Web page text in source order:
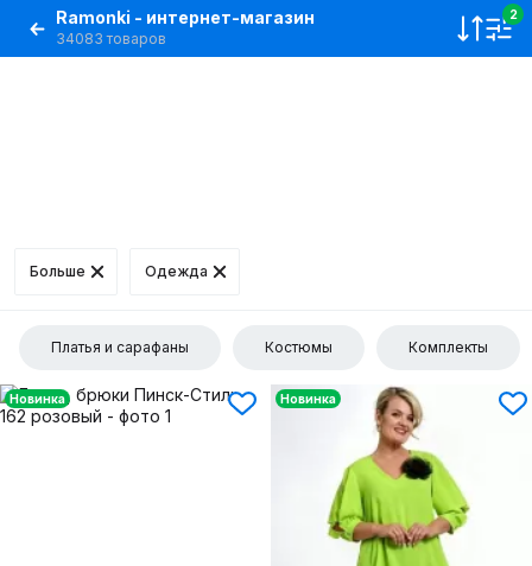
Ramonki - интернет-магазин
34083 товаров
2
Больше Одежда
Платья и сарафаны Костюмы Комплекты
Новинка Новинка